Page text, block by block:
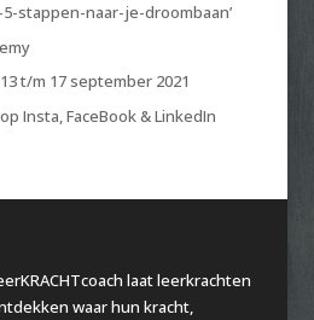
stappen-naar-je-droombaan’
t/m 17 september 2021
Insta, FaceBook & LinkedIn
laat leerkrachten
waar hun kracht,